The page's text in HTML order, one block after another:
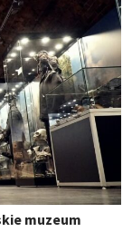
muzeum